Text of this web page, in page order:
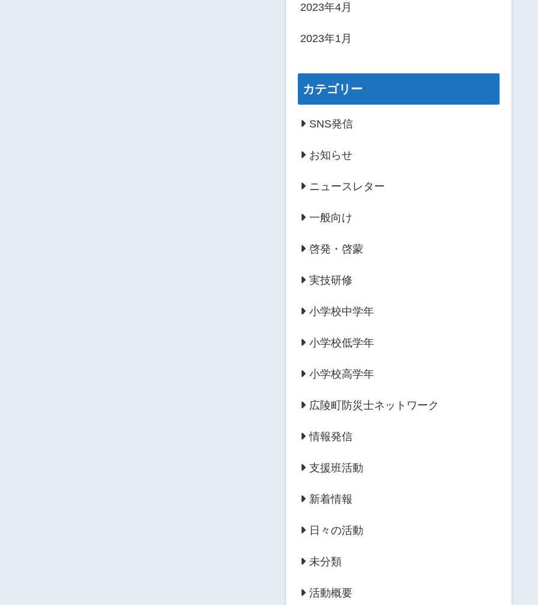
2023年4月
2023年1月
カテゴリー
SNS発信
お知らせ
ニュースレター
一般向け
啓発・啓蒙
実技研修
小学校中学年
小学校低学年
小学校高学年
広陵町防災士ネットワーク
情報発信
支援班活動
新着情報
日々の活動
未分類
活動概要